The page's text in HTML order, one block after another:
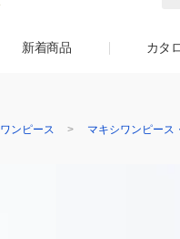
新着商品 カタ
ワンピース マキシワンピース